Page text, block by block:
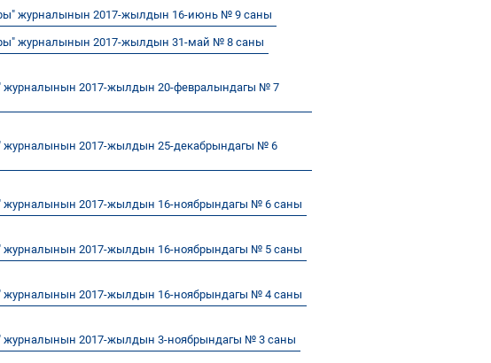
журналынын 2017-жылдын 16-июнь № 9 саны
журналынын 2017-жылдын 31-май № 8 саны
журналынын 2017-жылдын 20-февралындагы № 7
журналынын 2017-жылдын 25-декабрындагы № 6
журналынын 2017-жылдын 16-ноябрындагы № 6 саны
журналынын 2017-жылдын 16-ноябрындагы № 5 саны
журналынын 2017-жылдын 16-ноябрындагы № 4 саны
журналынын 2017-жылдын 3-ноябрындагы № 3 саны